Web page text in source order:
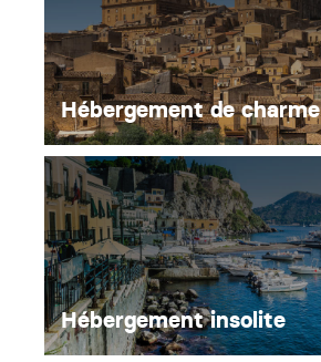
Hébergement de charme
Hébergement insolite